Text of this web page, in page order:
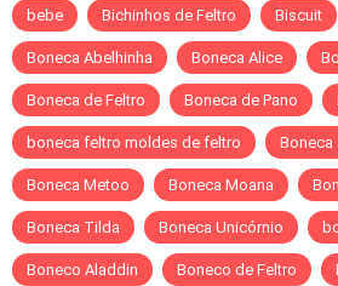
bebe Bichinhos de Feltro Biscuit
Boneca Abelhinha Boneca Alice
Boneca de Feltro Boneca de Pano
boneca feltro moldes de feltro
Boneca Metoo Boneca Moana
Boneca Tilda Boneca Unicórnio
Boneco Aladdin Boneco de Feltro